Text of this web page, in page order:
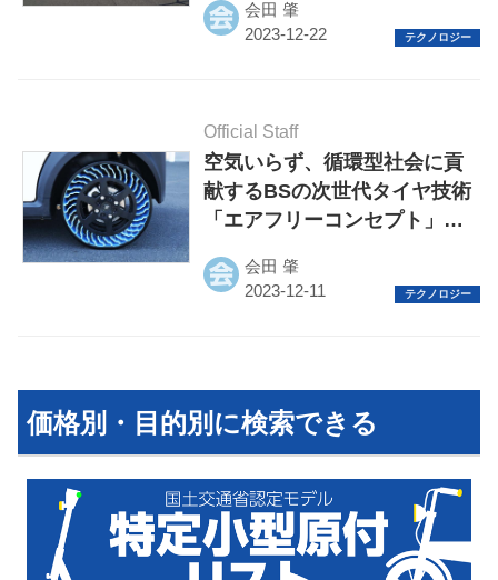
会田 肇
Official Staff
空気いらず、循環型社会に貢
献するBSの次世代タイヤ技術
「エアフリーコンセプト」に
会田 肇
価格別・目的別に検索できる